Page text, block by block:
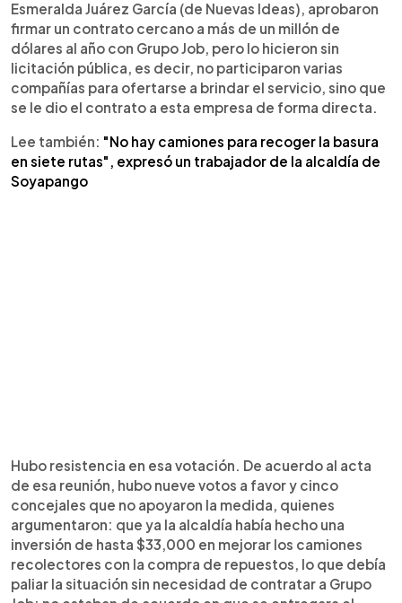
Esmeralda Juárez García (de Nuevas Ideas), aprobaron
firmar un contrato cercano a más de un millón de
dólares al año con Grupo Job, pero lo hicieron sin
licitación pública, es decir, no participaron varias
compañías para ofertarse a brindar el servicio, sino que
se le dio el contrato a esta empresa de forma directa.
Lee también: "No hay camiones para recoger la basura
en siete rutas", expresó un trabajador de la alcaldía de
Soyapango
Hubo resistencia en esa votación. De acuerdo al acta
de esa reunión, hubo nueve votos a favor y cinco
concejales que no apoyaron la medida, quienes
argumentaron: que ya la alcaldía había hecho una
inversión de hasta $33,000 en mejorar los camiones
recolectores con la compra de repuestos, lo que debía
paliar la situación sin necesidad de contratar a Grupo